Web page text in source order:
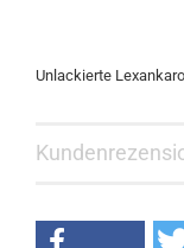
Unlackierte